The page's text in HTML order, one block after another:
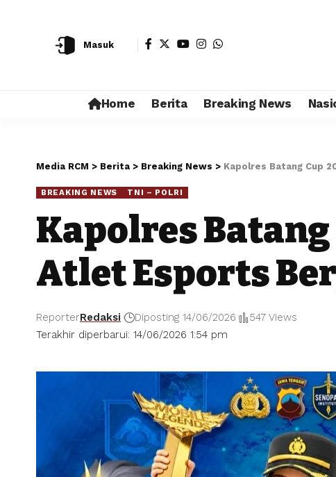
Masuk
Home Berita Breaking News
Media RCM > Berita > Breaking News > Kapolres Batang Cup
BREAKING NEWS TNI – POLRI
Kapolres Batang
Atlet Esports
Terakhir diperbarui: 14/06/2026 1:54 pm
ReporterRedaksi Diposting 14/06/2026 547 Views